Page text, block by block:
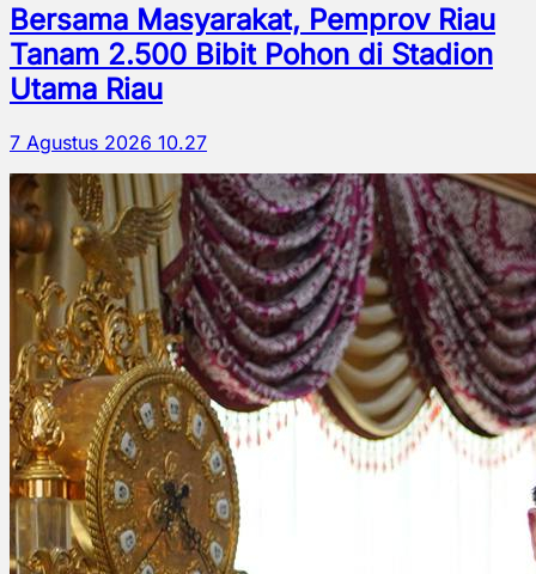
Bersama Masyarakat, Pemprov Riau
Tanam 2.500 Bibit Pohon di Stadion
Utama Riau
7 Agustus 2026 10.27